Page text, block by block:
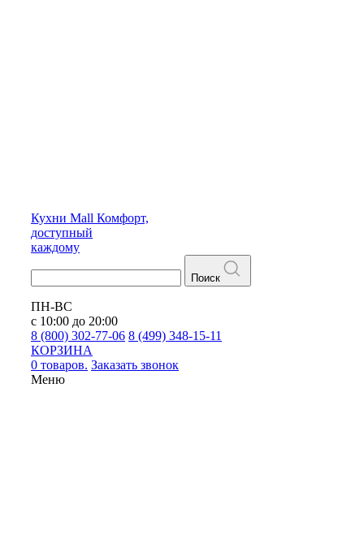
Кухни Mall Комфорт,
доступный
каждому
Поиск
ПН-ВС
с 10:00 до 20:00
8 (800) 302-77-06 8 (499) 348-15-11
КОРЗИНА
0 товаров. Заказать звонок
Меню